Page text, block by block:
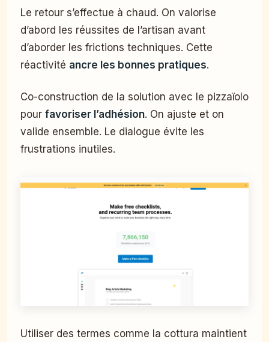
Le retour s’effectue à chaud. On valorise
d’abord les réussites de l’artisan avant
d’aborder les frictions techniques. Cette
réactivité ancre les bonnes pratiques.
Co-construction de la solution avec le pizzaïolo
pour favoriser l’adhésion. On ajuste et on
valide ensemble. Le dialogue évite les
frustrations inutiles.
Utiliser des termes comme la cottura maintient